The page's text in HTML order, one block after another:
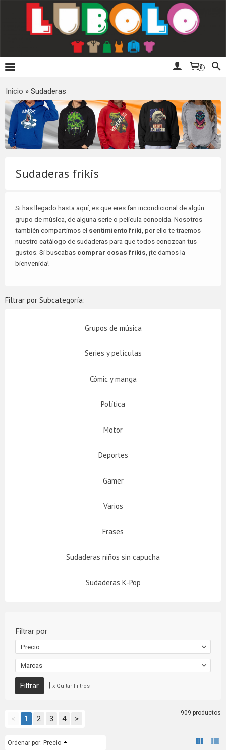
0
Inicio » Sudaderas
Sudaderas frikis
Si has llegado hasta aquí, es que eres fan incondicional de algún
grupo de música, de alguna serie o película conocida. Nosotros
también compartimos el sentimiento friki , por ello te traemos
nuestro catálogo de sudaderas para que todos conozcan tus
gustos. Si buscabas comprar cosas frikis , ¡te damos la
bienvenida!
Filtrar por Subcategoría:
Grupos de música
Series y películas
Cómic y manga
Política
Motor
Deportes
Gamer
Varios
Frases
Sudaderas niños sin capucha
Sudaderas K-Pop
Filtrar por
Precio
Marcas
| x Quitar Filtros
< 1 2 3 4 >
909 productos
Ordenar por: Precio